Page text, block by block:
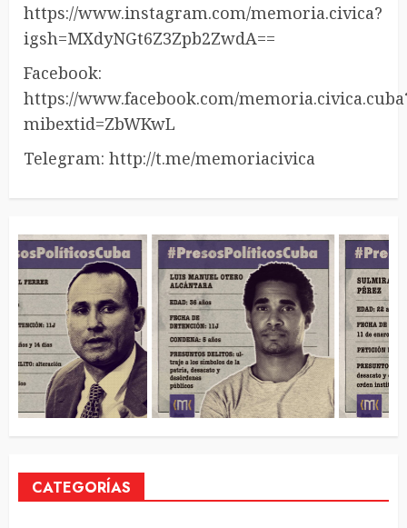
https://www.instagram.com/memoria.civica?
igsh=MXdyNGt6Z3Zpb2ZwdA==
Facebook:
https://www.facebook.com/
mibextid=ZbWKwL
Telegram: http://t.me/memoriacivica
CATEGORÍAS